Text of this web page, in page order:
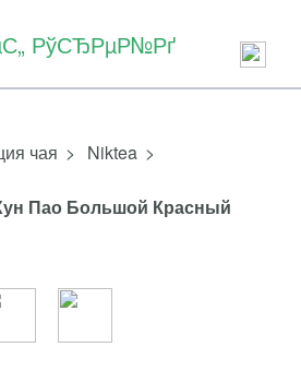
чая > Niktea >
Пао Большой Красный